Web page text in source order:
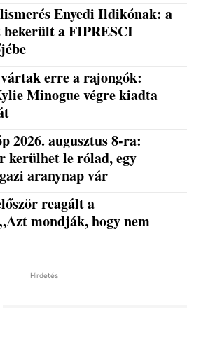
Enyedi Ildikónak: a
bekerült a FIPRESCI
erre a rajongók:
Minogue végre kiadta
2026. augusztus 8-ra:
kerülhet le rólad, egy
aranynap vár
reagált a
mondják, hogy nem
Hirdetés